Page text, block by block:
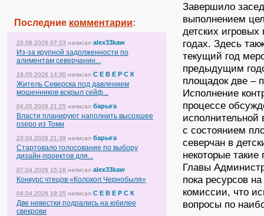
Последние комментарии:
20.06.2026 07:33 написал alex33kaw
Из-за крупной задолженности по
алиментам северчанин...
19.05.2026 14:30 написал С Е В Е Р С К
Житель Северска под давлением
мошенников вскрыл сейф...
04.05.2026 21:25 написал барыга
Власти планируют наполнить высохшее
озеро из Томи
23.04.2026 21:39 написал барыга
Стартовало голосование по выбору
дизайн-проектов для...
07.04.2026 15:18 написал alex33kaw
Конкурс чтецов «Колокол Чернобыля»
04.04.2026 18:35 написал С Е В Е Р С К
Две невестки подрались на юбилее
свекрови
Завершило
выполнением
детских
годах. Здесь
текущий год
предыдущим
площадок две –
Исполнение
процессе
исполнительной
с состоянием
северчан в
некоторые
Главы
пока ресурсов
комиссии, что
вопросы по